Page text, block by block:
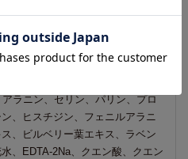
酸Na、コカミドDEA、 コカミド
酸グリコール、ヤシ油脂肪酸PE
3ベンジルエーテル、ポリクオ
Na、乳酸Na、アルギニン、アス
ラニン、セリン、パリン、プロ
、ヒスチジン、フェニルアラニ
、ビルベリー葉エキス、ラベン
、EDTA-2Na、クエン酸、クエン